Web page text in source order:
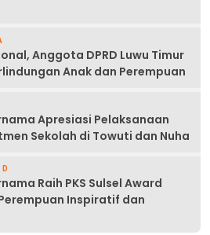
Anggota DPRD Luwu Timur
Anak dan Perempuan
Apresiasi Pelaksanaan
Sekolah di Towuti dan Nuha
Raih PKS Sulsel Award
Inspiratif dan